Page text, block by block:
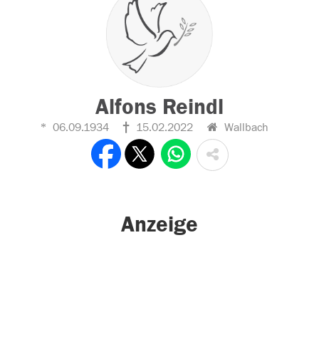
Alfons Reindl
06.09.1934 15.02.2022 Wallbach
Anzeige